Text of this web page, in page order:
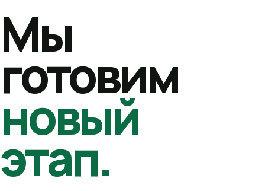
Мы
готовим
новый
этап.